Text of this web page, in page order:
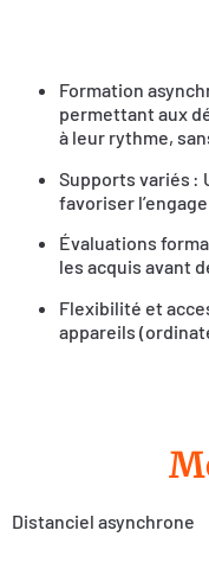
Formation
permettant aux
à leur rythme,
Supports variés :
favoriser
Évaluations
les acquis avant
Flexibilité et
appareils
Distanciel asynchrone